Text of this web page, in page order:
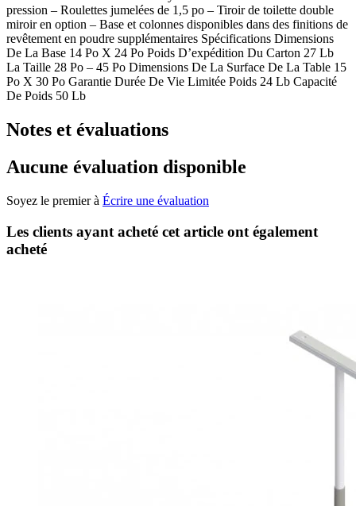
pression – Roulettes jumelées de 1,5 po – Tiroir de toilette double
miroir en option – Base et colonnes disponibles dans des finitions de
revêtement en poudre supplémentaires Spécifications Dimensions
De La Base 14 Po X 24 Po Poids D’expédition Du Carton 27 Lb
La Taille 28 Po – 45 Po Dimensions De La Surface De La Table 15
Po X 30 Po Garantie Durée De Vie Limitée Poids 24 Lb Capacité
De Poids 50 Lb
Notes et évaluations
Aucune évaluation disponible
Soyez le premier à Écrire une évaluation
Les clients ayant acheté cet article ont également
acheté